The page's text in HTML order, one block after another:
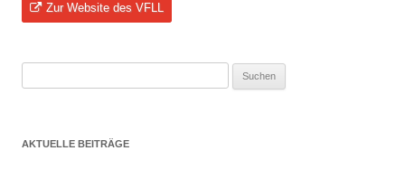
Zur Website des VFLL
AKTUELLE BEITRÄGE